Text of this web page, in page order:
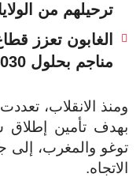
ترحيلهم من
مناجم بحلول 2030
ومنذ الانقلاب،
بهدف تأمين
توغو والمغرب، إلى
الاتجاه.